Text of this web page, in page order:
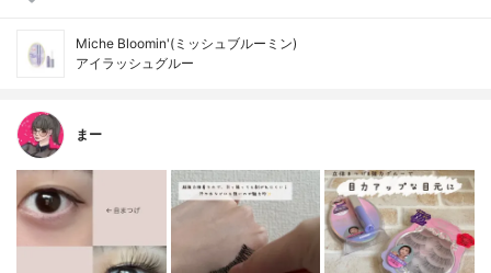
Miche Bloomin'(ミッシュブルーミン)
アイラッシュグルー
まー